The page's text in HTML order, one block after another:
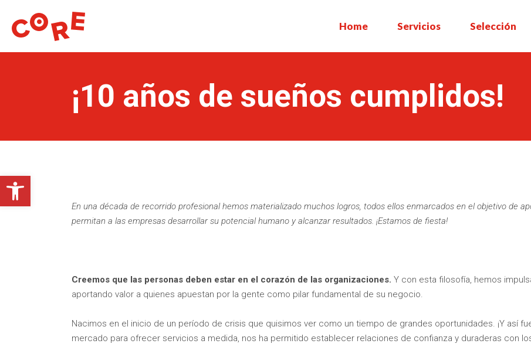
Home Servicios Selección
¡10 años de sueños cumplidos!
En una década de recorrido profesional hemos materializado muchos logros, todos ellos enmarcados en el objetivo de
permitan a las empresas desarrollar su potencial humano y alcanzar resultados. ¡Estamos de fiesta!
Creemos que las personas deben estar en el corazón de las organizaciones. Y con esta filosofía, hemos
aportando valor a quienes apuestan por la gente como pilar fundamental de su negocio.
Nacimos en el inicio de un período de crisis que quisimos ver como un tiempo de grandes oportunidades. ¡Y así
mercado para ofrecer servicios a medida, nos ha permitido establecer relaciones de confianza y duraderas con
Open toolbar